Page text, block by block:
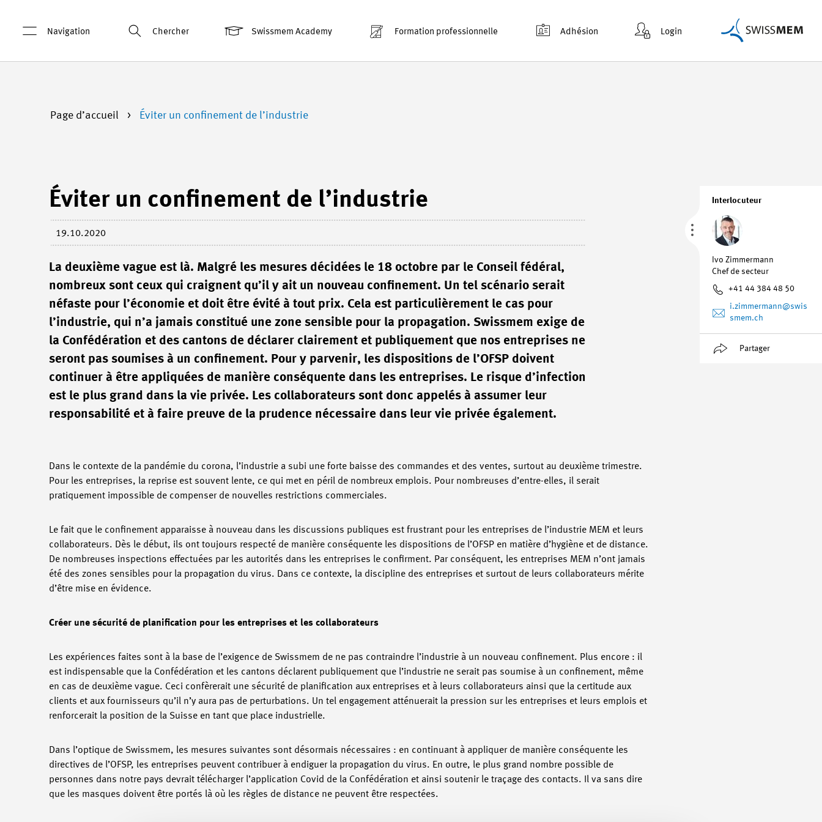
Navigation Chercher Swissmem Academy Formation professionnelle Adhésion Login
Page d’accueil Éviter un confinement de l’industrie
Interlocuteur
Ivo Zimmermann
Chef de secteur
+41 44 384 48 50
i.zimmermann@swis
smem.ch
Partager
Éviter un confinement de l’industrie
19.10.2020
La deuxième vague est là. Malgré les mesures décidées le 18 octobre par le Conseil fédéral,
nombreux sont ceux qui craignent qu’il y ait un nouveau confinement. Un tel scénario serait
néfaste pour l’économie et doit être évité à tout prix. Cela est particulièrement le cas pour
l’industrie, qui n’a jamais constitué une zone sensible pour la propagation. Swissmem exige de
la Confédération et des cantons de déclarer clairement et publiquement que nos entreprises ne
seront pas soumises à un confinement. Pour y parvenir, les dispositions de l’OFSP doivent
continuer à être appliquées de manière conséquente dans les entreprises. Le risque d’infection
est le plus grand dans la vie privée. Les collaborateurs sont donc appelés à assumer leur
responsabilité et à faire preuve de la prudence nécessaire dans leur vie privée également.
Dans le contexte de la pandémie du corona, l’industrie a subi une forte baisse des commandes et des ventes, surtout au deuxième trimestre.
Pour les entreprises, la reprise est souvent lente, ce qui met en péril de nombreux emplois. Pour nombreuses d’entre-elles, il serait
pratiquement impossible de compenser de nouvelles restrictions commerciales.
Le fait que le confinement apparaisse à nouveau dans les discussions publiques est frustrant pour les entreprises de l’industrie MEM et leurs
collaborateurs. Dès le début, ils ont toujours respecté de manière conséquente les dispositions de l’OFSP en matière d’hygiène et de distance.
De nombreuses inspections effectuées par les autorités dans les entreprises le confirment. Par conséquent, les entreprises MEM n’ont jamais
été des zones sensibles pour la propagation du virus. Dans ce contexte, la discipline des entreprises et surtout de leurs collaborateurs mérite
d’être mise en évidence.
Créer une sécurité de planification pour les entreprises et les collaborateurs
Les expériences faites sont à la base de l’exigence de Swissmem de ne pas contraindre l’industrie à un nouveau confinement. Plus encore : il
est indispensable que la Confédération et les cantons déclarent publiquement que l’industrie ne serait pas soumise à un confinement, même
en cas de deuxième vague. Ceci confèrerait une sécurité de planification aux entreprises et à leurs collaborateurs ainsi que la certitude aux
clients et aux fournisseurs qu’il n’y aura pas de perturbations. Un tel engagement atténuerait la pression sur les entreprises et leurs emplois et
renforcerait la position de la Suisse en tant que place industrielle.
Dans l’optique de Swissmem, les mesures suivantes sont désormais nécessaires : en continuant à appliquer de manière conséquente les
directives de l’OFSP, les entreprises peuvent contribuer à endiguer la propagation du virus. En outre, le plus grand nombre possible de
personnes dans notre pays devrait télécharger l’application Covid de la Confédération et ainsi soutenir le traçage des contacts. Il va sans dire
que les masques doivent être portés là où les règles de distance ne peuvent être respectées.